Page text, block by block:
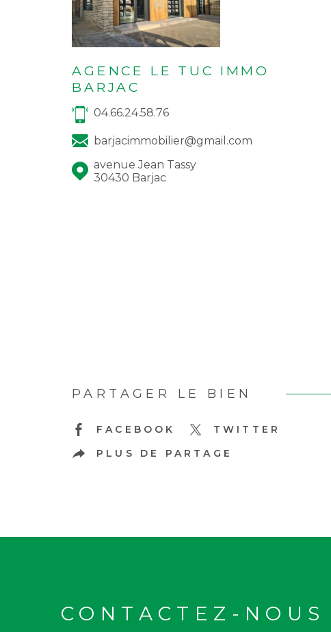
AGENCE LE TUC IMMO
BARJAC
04.66.24.58.76
barjacimmobilier@gmail.com
avenue Jean Tassy
30430 Barjac
PARTAGER LE BIEN
FACEBOOK
TWITTER
PLUS DE PARTAGE
CONTACTEZ-NOUS